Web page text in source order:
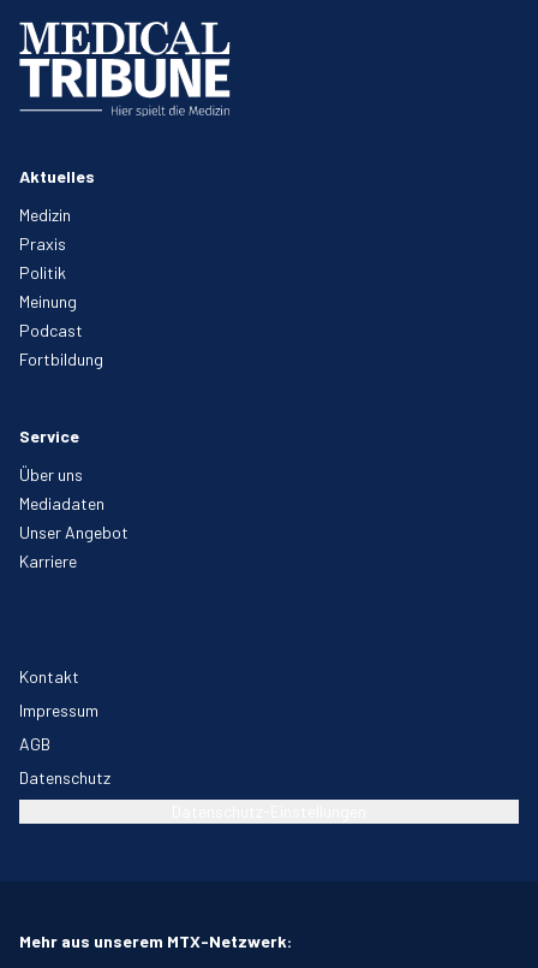
Aktuelles
Medizin
Praxis
Politik
Meinung
Podcast
Fortbildung
Service
Über uns
Mediadaten
Unser Angebot
Karriere
Kontakt
Impressum
AGB
Datenschutz
Mehr aus unserem MTX-Netzwerk: